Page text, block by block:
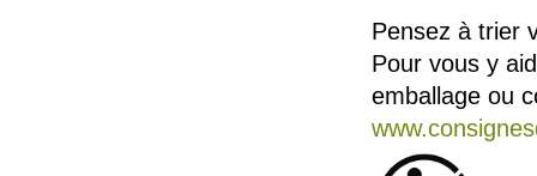
Pensez à trier
Pour vous y
emballage ou